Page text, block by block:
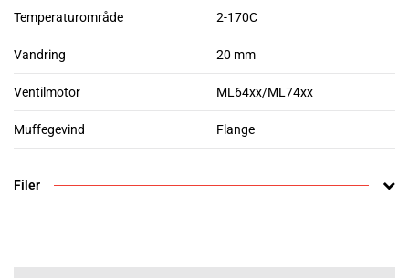
Temperaturområde 2-170C
Vandring 20 mm
Ventilmotor ML64xx/ML74xx
Muffegevind Flange
Filer